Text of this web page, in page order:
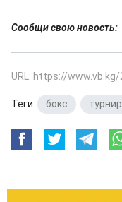
Сообщи свою новость:
URL: https://www.vb.kg/
Теги: бокс турнир